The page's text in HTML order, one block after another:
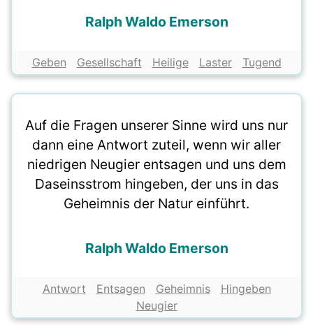
Ralph Waldo Emerson
Geben Gesellschaft Heilige Laster Tugend
Auf die Fragen unserer Sinne wird uns nur
dann eine Antwort zuteil, wenn wir aller
niedrigen Neugier entsagen und uns dem
Daseinsstrom hingeben, der uns in das
Geheimnis der Natur einführt.
Ralph Waldo Emerson
Antwort Entsagen Geheimnis
Hingeben
Neugier